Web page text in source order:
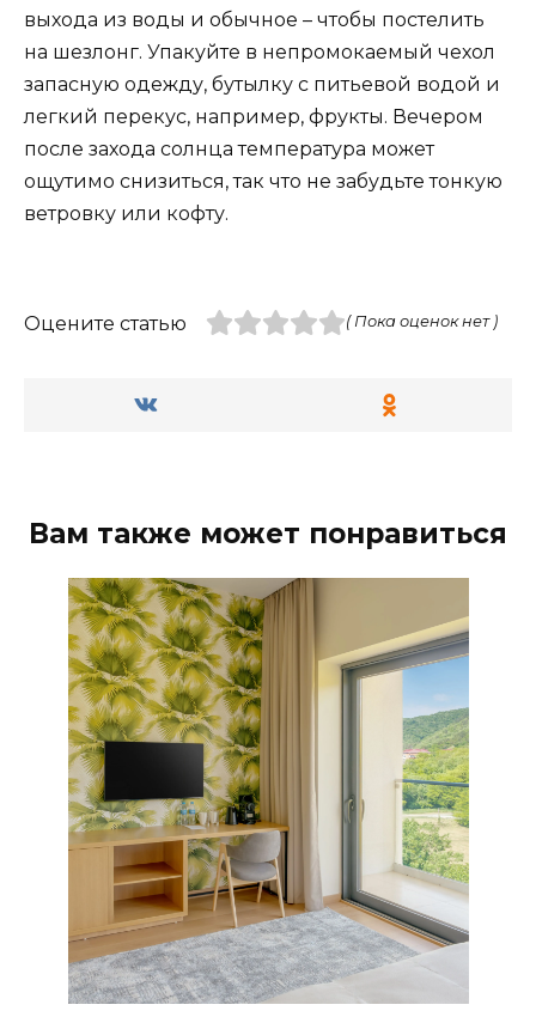
выхода из воды и обычное – чтобы постелить
на шезлонг. Упакуйте в непромокаемый чехол
запасную одежду, бутылку с питьевой водой и
легкий перекус, например, фрукты. Вечером
после захода солнца температура может
ощутимо снизиться, так что не забудьте тонкую
ветровку или кофту.
Оцените статью ( Пока оценок нет )
Вам также может понравиться